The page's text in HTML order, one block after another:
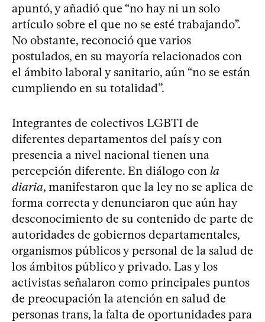
apuntó, y añadió que “no hay ni un solo
artículo sobre el que no se esté trabajando”.
No obstante, reconoció que varios
postulados, en su mayoría relacionados con
el ámbito laboral y sanitario, aún “no se están
cumpliendo en su totalidad”.
Integrantes de colectivos LGBTI de
diferentes departamentos del país y con
presencia a nivel nacional tienen una
percepción diferente. En diálogo con la
diaria, manifestaron que la ley no se aplica de
forma correcta y denunciaron que aún hay
desconocimiento de su contenido de parte de
autoridades de gobiernos departamentales,
organismos públicos y personal de la salud de
los ámbitos público y privado. Las y los
activistas señalaron como principales puntos
de preocupación la atención en salud de
personas trans, la falta de oportunidades para